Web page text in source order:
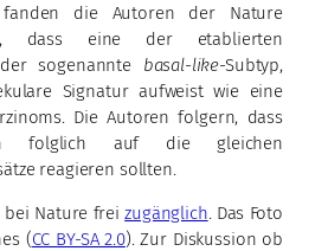
fanden die Autoren der Nature
dass eine der etablierten
sogenannte basal-like-Subtyp,
Signatur aufweist wie eine
Die Autoren folgern, dass
folglich auf die gleichen
reagieren sollten.
bei Nature freizugänglich. Das Foto
(CC BY-SA 2.0). Zur Diskussion ob